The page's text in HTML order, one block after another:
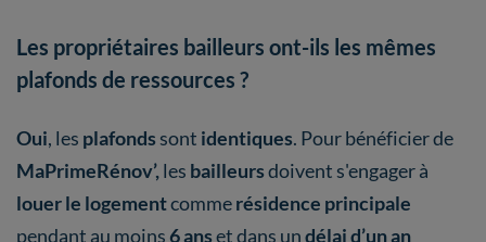
Les propriétaires bailleurs ont-ils les mêmes
plafonds de ressources ?
Oui, les plafonds sont identiques. Pour bénéficier de
MaPrimeRénov’, les bailleursdoivent s'engager à
louer le logementcommerésidence principale
pendant au moins 6 anset dans undélai d’un an